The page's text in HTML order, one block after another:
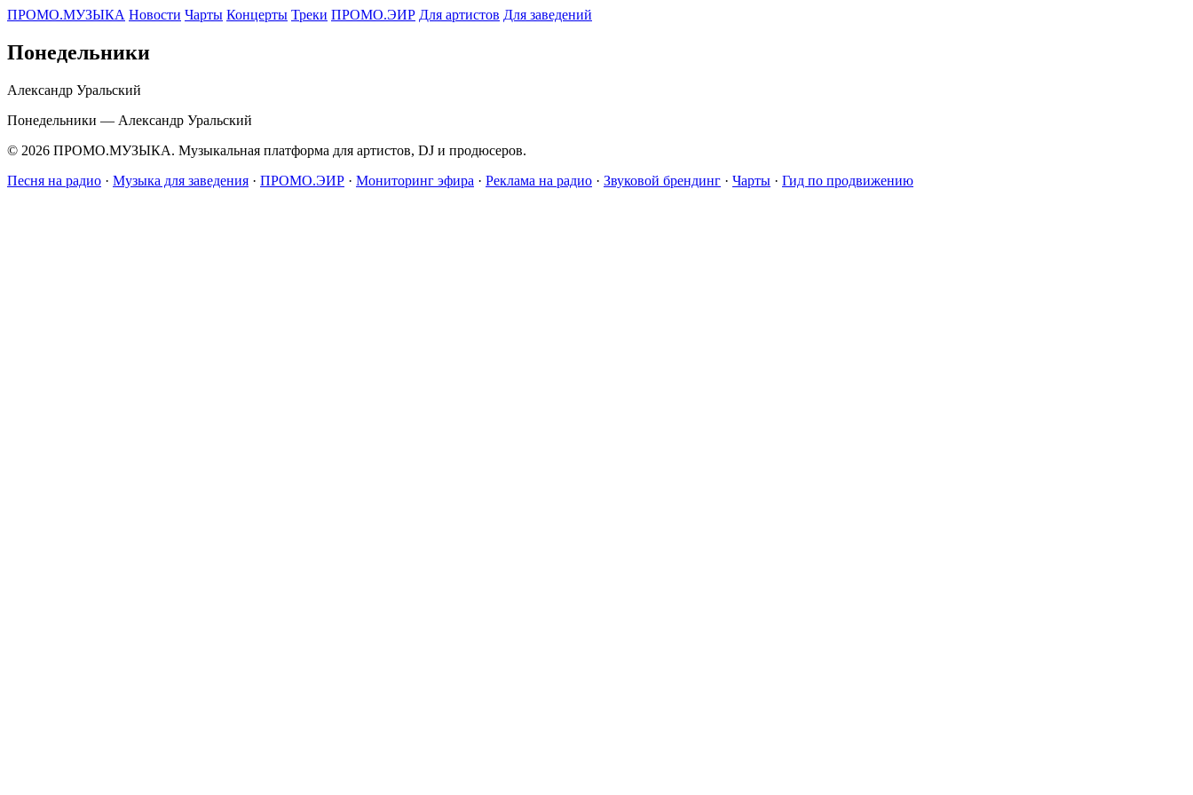
ПРОМО.МУЗЫКА Новости Чарты Концерты Треки ПРОМО.ЭИР Для артистов Для заведений
Понедельники
Александр Уральский
Понедельники — Александр Уральский
© 2026 ПРОМО.МУЗЫКА. Музыкальная платформа для артистов, DJ и продюсеров.
Песня на радио · Музыка для заведения · ПРОМО.ЭИР · Мониторинг эфира · Реклама на радио · Звуковой брендинг · Чарты · Гид по продвижению